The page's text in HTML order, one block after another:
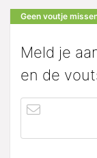
Geen voutje
Meld je
en de